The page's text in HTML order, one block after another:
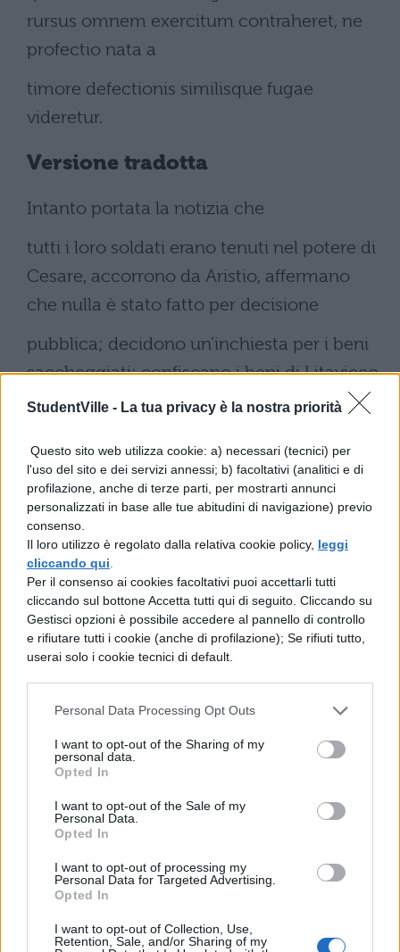
StudentVille - La tua privacy è la nostra priorità
Questo sito web utilizza cookie: a) necessari (tecnici) per
l'uso del sito e dei servizi annessi; b) facoltativi (analitici e di
profilazione, anche di terze parti, per mostrarti annunci
personalizzati in base alle tue abitudini di navigazione) previo
consenso.
Il loro utilizzo è regolato dalla relativa cookie policy, leggi
cliccando qui
Per il consenso ai cookies facoltativi puoi accettarli tutti
cliccando sul bottone Accetta tutti qui di seguito. Cliccando su
Gestisci opzioni è possibile accedere al pannello di controllo
e rifiutare tutti i cookie (anche di profilazione); Se rifiuti tutto,
userai solo i cookie tecnici di default.
Personal Data Processing Opt Outs
I want to opt-out of the Sharing of my
personal data.
Opted In
I want to opt-out of the Sale of my
Personal Data.
Opted In
I want to opt-out of processing my
Personal Data for Targeted Advertising.
Opted In
I want to opt-out of Collection, Use,
Retention, Sale, and/or Sharing of my
rursus omnem exercitum contraheret, ne
profectio nata a
timore defectionis similisque fugae
videretur.
Versione tradotta
Intanto portata la notizia che
tutti i loro soldati erano tenuti nel potere di
Cesare, accorrono da Aristio, affermano
che nulla è stato fatto per decisione
pubblica; decidono un’inchiesta per i beni
saccheggiati; confiscano i beni di Litavicco
e dei fratelli, mandano ambasciatori da
Fanno queste cose per recuperare i loro;
ma contaminati dal delitto e presi dal
guadagno dei beni
saccheggiati, perché quella cosa
riguardava molti, ed atterriti dalla paura
della pena di nascosto cominciano ad
intraprendere
piani e sobillano altre nazioni con
ambascerie.
Anche se Cesare capiva tali cose, tuttavia
quanto più benignamente può
chiama gli ambasciatori; (dice che) lui per
l’ignoranza e la leggerezza del popolo non
giudicava nulla di troppo severo per la
benevolenza verso gli Edui. Egli aspettando